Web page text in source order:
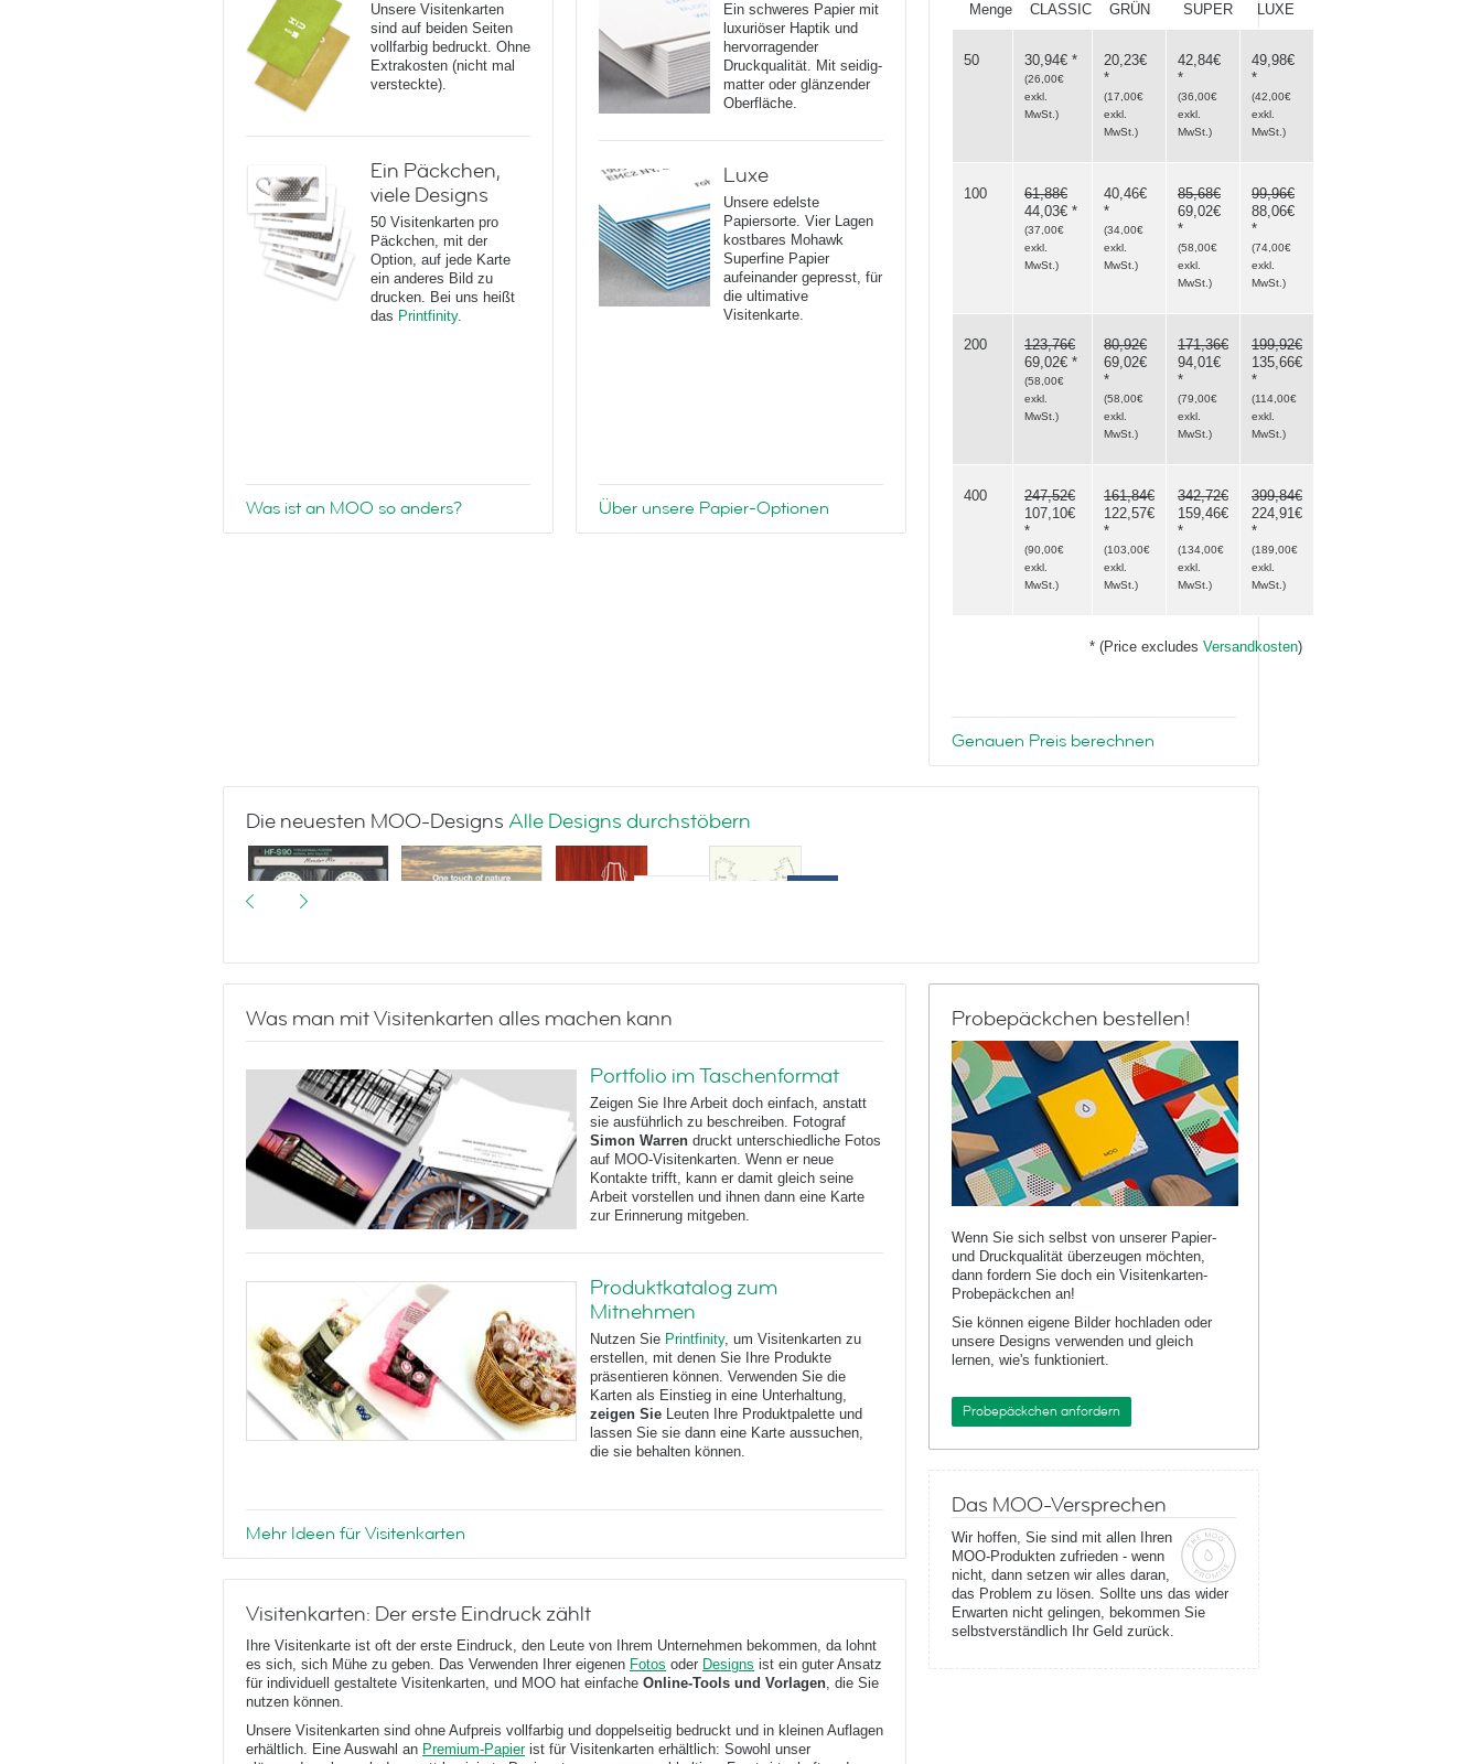
Unsere Visitenkarten
sind auf beiden Seiten
vollfarbig bedruckt. Ohne
Extrakosten (nicht mal
versteckte).
Ein Päckchen,
viele Designs
50 Visitenkarten pro
Päckchen, mit der
Option, auf jede Karte
ein anderes Bild zu
drucken. Bei uns heißt
das Printfinity.
Was ist an MOO so anders?
Ein schweres Papier mit
luxuriöser Haptik und
hervorragender
Druckqualität. Mit seidig-
matter oder glänzender
Oberfläche.
Luxe
Unsere edelste
Papiersorte. Vier Lagen
kostbares Mohawk
Superfine Papier
aufeinander gepresst, für
die ultimative
Visitenkarte.
Über unsere Papier-Optionen
Menge CLASSIC GRÜN SUPER LUXE
50 30,94€ *
(26,00€
exkl.
MwSt. )
20,23€
*
(17,00€
exkl.
MwSt. )
42,84€
*
(36,00€
exkl.
MwSt. )
49,98€
*
(42,00€
exkl.
MwSt. )
100
61,88€
44,03€ *
(37,00€
exkl.
MwSt. )
40,46€
*
(34,00€
exkl.
MwSt. )
85,68€
69,02€
*
(58,00€
exkl.
MwSt. )
99,96€
88,06€
*
(74,00€
exkl.
MwSt. )
200
123,76€
69,02€ *
(58,00€
exkl.
MwSt. )
80,92€
69,02€
*
(58,00€
exkl.
MwSt. )
171,36€
94,01€
*
(79,00€
exkl.
MwSt. )
199,92€
135,66€
*
(114,00€
exkl.
MwSt. )
400
247,52€
107,10€
*
(90,00€
exkl.
MwSt. )
161,84€
122,57€
*
(103,00€
exkl.
MwSt. )
342,72€
159,46€
*
(134,00€
exkl.
MwSt. )
399,84€
224,91€
*
(189,00€
exkl.
MwSt. )
* (Price excludes Versandkosten)
Genauen Preis berechnen
Die neuesten MOO-Designs Alle Designs durchstöbern
I made you a
mixtape
Landscapes Violin Silhouette
Was man mit Visitenkarten alles machen kann
Portfolio im Taschenformat
Zeigen Sie Ihre Arbeit doch einfach, anstatt
sie ausführlich zu beschreiben. Fotograf
Simon Warren druckt unterschiedliche Fotos
auf MOO-Visitenkarten. Wenn er neue
Kontakte trifft, kann er damit gleich seine
Arbeit vorstellen und ihnen dann eine Karte
zur Erinnerung mitgeben.
Produktkatalog zum
Mitnehmen
Nutzen Sie Printfinity, um Visitenkarten zu
erstellen, mit denen Sie Ihre Produkte
präsentieren können. Verwenden Sie die
Karten als Einstieg in eine Unterhaltung,
zeigen Sie Leuten Ihre Produktpalette und
lassen Sie sie dann eine Karte aussuchen,
die sie behalten können.
Mehr Ideen für Visitenkarten
Visitenkarten: Der erste Eindruck zählt
Ihre Visitenkarte ist oft der erste Eindruck, den Leute von Ihrem Unternehmen bekommen, da lohnt
es sich, sich Mühe zu geben. Das Verwenden Ihrer eigenen Fotos oder Designs ist ein guter Ansatz
für individuell gestaltete Visitenkarten, und MOO hat einfache Online-Tools und Vorlagen, die Sie
nutzen können.
Unsere Visitenkarten sind ohne Aufpreis vollfarbig und doppelseitig bedruckt und in kleinen Auflagen
erhältlich. Eine Auswahl an Premium-Papierist für Visitenkarten erhältlich: Sowohl unser
Probepäckchen bestellen!
Wenn Sie sich selbst von unserer Papier-
und Druckqualität überzeugen möchten,
dann fordern Sie doch ein Visitenkarten-
Probepäckchen an!
Sie können eigene Bilder hochladen oder
unsere Designs verwenden und gleich
lernen, wie's funktioniert.
Probepäckchen anfordern
Das MOO-Versprechen
Wir hoffen, Sie sind mit allen Ihren
MOO-Produkten zufrieden - wenn
nicht, dann setzen wir alles daran,
das Problem zu lösen. Sollte uns das wider
Erwarten nicht gelingen, bekommen Sie
selbstverständlich Ihr Geld zurück.